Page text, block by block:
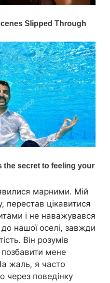
марними. Мій
перестав цікавитися
і не наважувався
нашої оселі, завжди
Він розумів
мене
жаль, я часто
через поведінку